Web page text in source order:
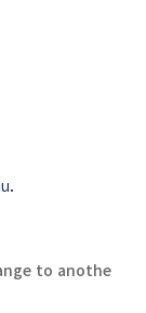
.
to anothe